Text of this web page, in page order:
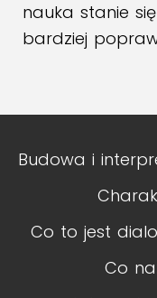
nauka stanie
bardziej
Budowa i
Co to jest
Co